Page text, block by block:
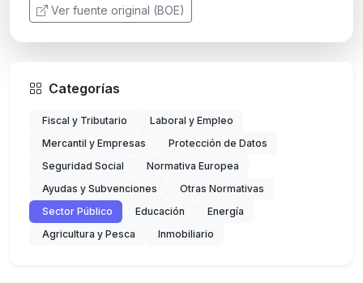
Ver fuente original (BOE)
Categorías
Fiscal y Tributario
Laboral y Empleo
Mercantil y Empresas
Protección de Datos
Seguridad Social
Normativa Europea
Ayudas y Subvenciones
Otras Normativas
Sector Público
Educación
Energía
Agricultura y Pesca
Inmobiliario